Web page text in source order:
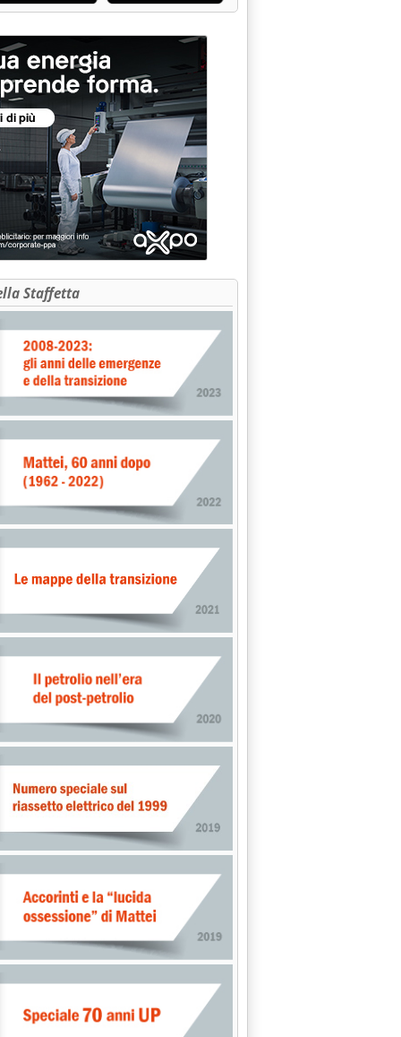
Staffetta